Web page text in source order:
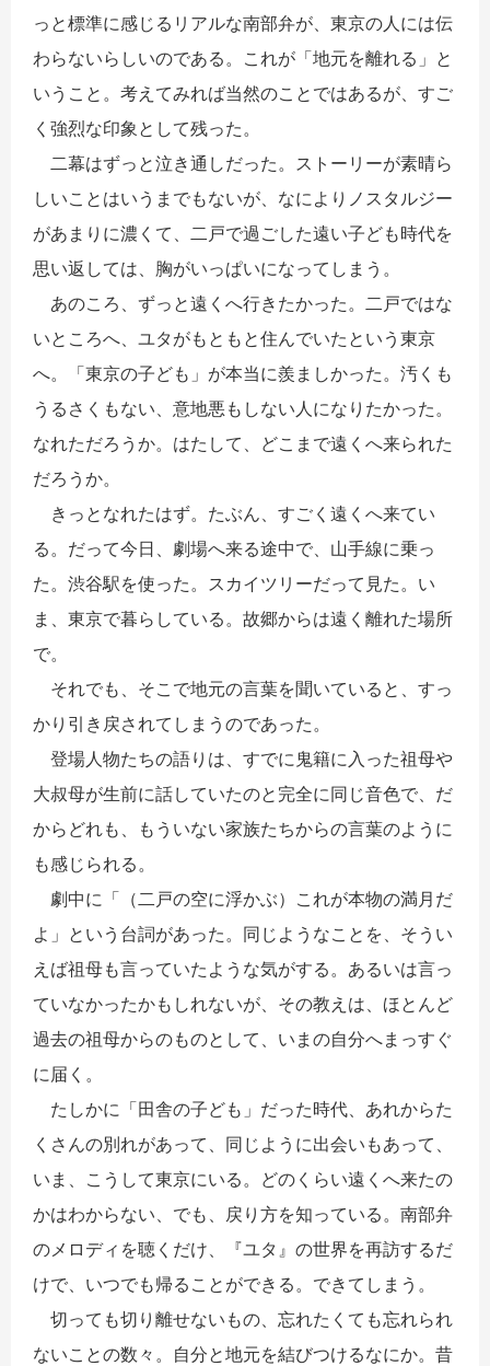
っと標準に感じるリアルな南部弁が、東京の人には伝
わらないらしいのである。これが「地元を離れる」と
いうこと。考えてみれば当然のことではあるが、すご
く強烈な印象として残った。
二幕はずっと泣き通しだった。ストーリーが素晴ら
しいことはいうまでもないが、なによりノスタルジー
があまりに濃くて、二戸で過ごした遠い子ども時代を
思い返しては、胸がいっぱいになってしまう。
あのころ、ずっと遠くへ行きたかった。二戸ではな
いところへ、ユタがもともと住んでいたという東京
へ。「東京の子ども」が本当に羨ましかった。汚くも
うるさくもない、意地悪もしない人になりたかった。
なれただろうか。はたして、どこまで遠くへ来られた
だろうか。
きっとなれたはず。たぶん、すごく遠くへ来てい
る。だって今日、劇場へ来る途中で、山手線に乗っ
た。渋谷駅を使った。スカイツリーだって見た。い
ま、東京で暮らしている。故郷からは遠く離れた場所
で。
それでも、そこで地元の言葉を聞いていると、すっ
かり引き戻されてしまうのであった。
登場人物たちの語りは、すでに鬼籍に入った祖母や
大叔母が生前に話していたのと完全に同じ音色で、だ
からどれも、もういない家族たちからの言葉のように
も感じられる。
劇中に「（二戸の空に浮かぶ）これが本物の満月だ
よ」という台詞があった。同じようなことを、そうい
えば祖母も言っていたような気がする。あるいは言っ
ていなかったかもしれないが、その教えは、ほとんど
過去の祖母からのものとして、いまの自分へまっすぐ
に届く。
たしかに「田舎の子ども」だった時代、あれからた
くさんの別れがあって、同じように出会いもあって、
いま、こうして東京にいる。どのくらい遠くへ来たの
かはわからない、でも、戻り方を知っている。南部弁
のメロディを聴くだけ、『ユタ』の世界を再訪するだ
けで、いつでも帰ることができる。できてしまう。
切っても切り離せないもの、忘れたくても忘れられ
ないことの数々。自分と地元を結びつけるなにか。昔